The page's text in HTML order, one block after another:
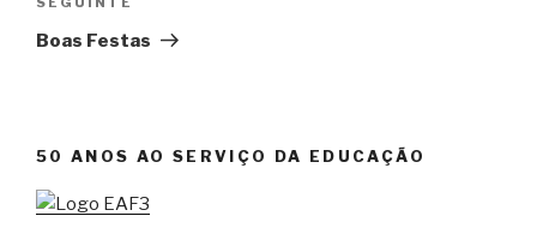
Conteúdo
seguinte
Boas Festas
50 ANOS AO SERVIÇO DA EDUCAÇÃO